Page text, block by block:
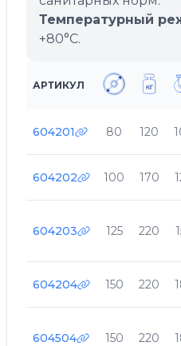
Температурный
+80°C.
АРТИКУЛ
604201 80 120
604202 100 170
604203 125 220
604204 150 220
604504 150 220